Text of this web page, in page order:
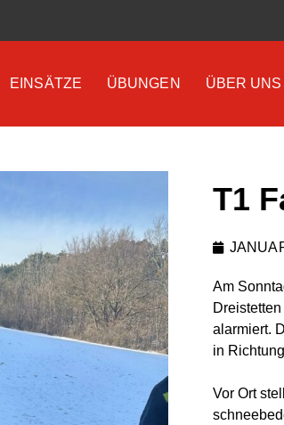
EINSÄTZE ÜBUNGEN ÜBER UNS
T1
Am
alarmiert.
in
Vor Ort